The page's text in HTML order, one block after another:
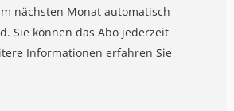
nächsten Monat automatisch
Sie können das Abo jederzeit
Informationen erfahren Sie